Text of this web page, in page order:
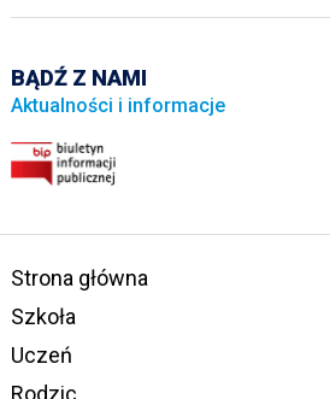
BĄDŹ Z NAMI
Aktualności i informacje
Strona główna
Szkoła
Uczeń
Rodzic